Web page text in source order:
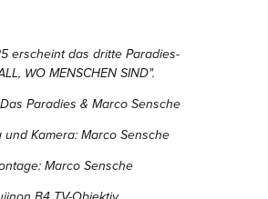
erscheint das dritte Paradies-
WO MENSCHEN SIND".
Paradies & Marco Sensche
und Kamera: Marco Sensche
Marco Sensche